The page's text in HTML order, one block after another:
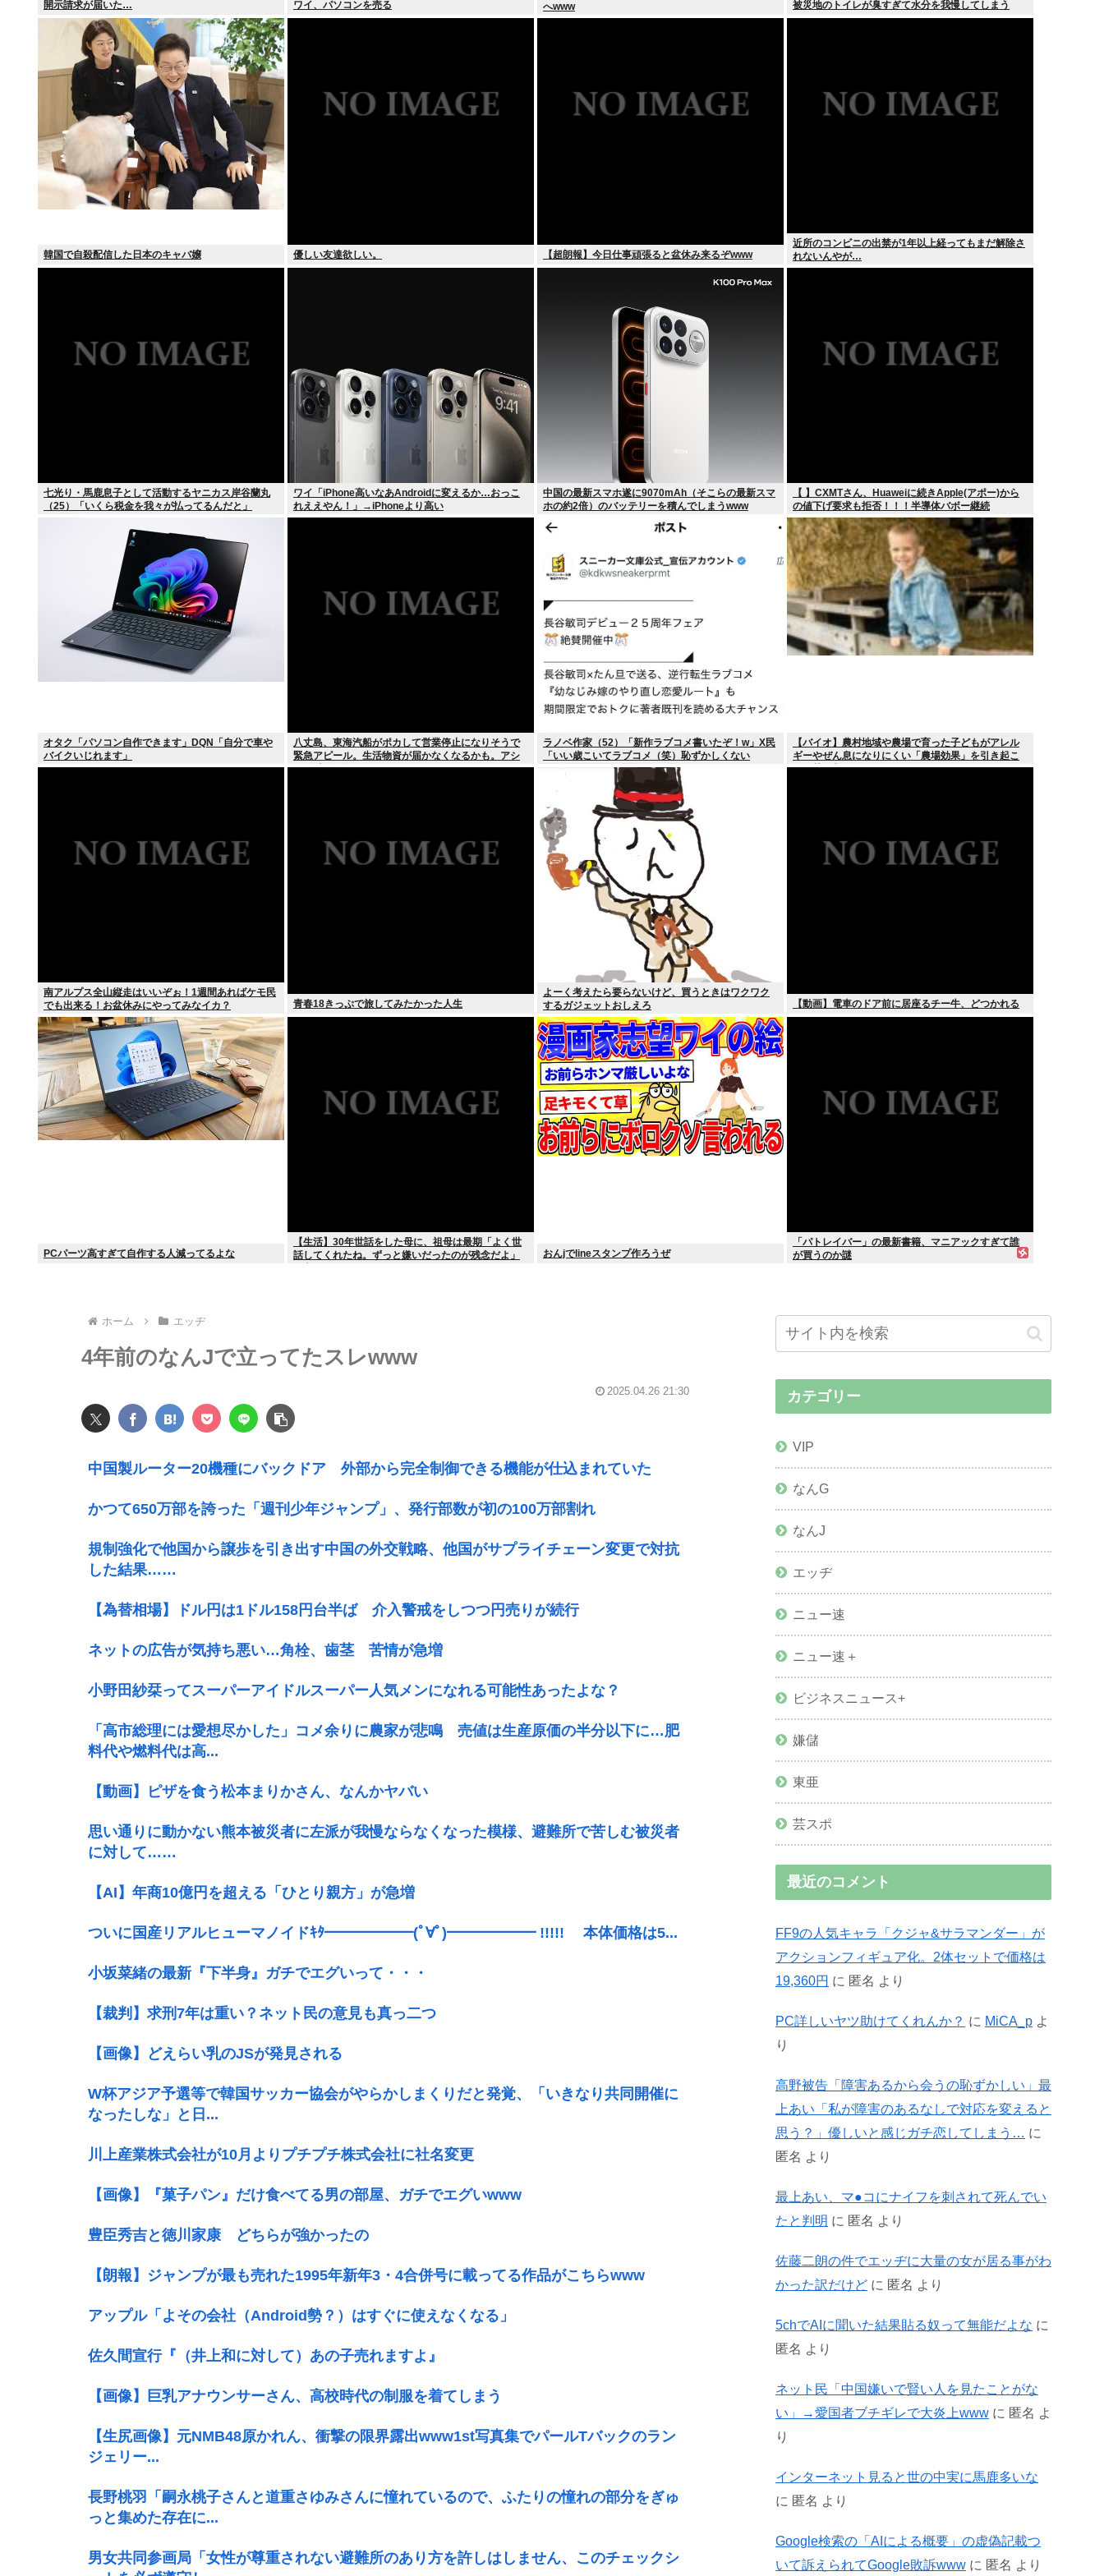
開示請求が届いた… ワイ、パソコンを売る へwww 被災地のトイレが臭すぎて水分を我慢してしまう
韓国で自殺配信した日本のキャバ嬢 優しい友達欲しい。 【超朗報】今日仕事頑張ると盆休み来るぞwww
近所のコンビニの出禁が1年以上経ってもまだ解除さ
れないんやが…
七光り・馬鹿息子として活動するヤニカス岸谷蘭丸
（25）「いくら税金を我々が払ってるんだと」
ワイ「iPhone高いなあAndroidに変えるか…おっこ
れええやん！」→iPhoneより高い
中国の最新スマホ遂に9070mAh（そこらの最新スマ
ホの約2倍）のバッテリーを積んでしまうwww
【 】CXMTさん、Huaweiに続きApple(アポー)から
の値下げ要求も拒否！！！半導体バボー継続
へ！！！
オタク「パソコン自作できます」DQN「自分で車や
バイクいじれます」
八丈島、東海汽船がポカして営業停止になりそうで
緊急アピール。生活物資が届かなくなるかも。アシ
タバ以外に食うものがねえ
ラノベ作家（52）「新作ラブコメ書いたぞ！w」X民
「いい歳こいてラブコメ（笑）恥ずかしくない
【バイオ】農村地域や農場で育った子どもがアレル
ギーやぜん息になりにくい「農場効果」を引き起こ
す細菌が判明
南アルプス全山縦走はいいぞぉ！1週間あればケモ民
でも出来る！お盆休みにやってみなイカ？
青春18きっぷで旅してみたかった人生
よーく考えたら要らないけど、買うときはワクワク
するガジェットおしえろ
【動画】電車のドア前に居座るチー牛、どつかれる
PCパーツ高すぎて自作する人減ってるよな
【生活】30年世話をした母に、祖母は最期「よく世
話してくれたね。ずっと嫌いだったのが残念だよ」
おんjでlineスタンプ作ろうぜ
「パトレイバー」の最新書籍、マニアックすぎて誰
が買うのか謎
ホーム エッヂ
4年前のなんJで立ってたスレwww
2025.04.26 21:30
中国製ルーター20機種にバックドア 外部から完全制御できる機能が仕込まれていた
かつて650万部を誇った「週刊少年ジャンプ」、発行部数が初の100万部割れ
規制強化で他国から譲歩を引き出す中国の外交戦略、他国がサプライチェーン変更で対抗
した結果……
【為替相場】ドル円は1ドル158円台半ば 介入警戒をしつつ円売りが続行
ネットの広告が気持ち悪い…角栓、歯茎 苦情が急増
小野田紗栞ってスーパーアイドルスーパー人気メンになれる可能性あったよな？
「高市総理には愛想尽かした」コメ余りに農家が悲鳴 売値は生産原価の半分以下に…肥
料代や燃料代は高...
【動画】ピザを食う松本まりかさん、なんかヤバい
思い通りに動かない熊本被災者に左派が我慢ならなくなった模様、避難所で苦しむ被災者
に対して……
【AI】年商10億円を超える「ひとり親方」が急増
ついに国産リアルヒューマノイドｷﾀ━━━━━━(ﾟ∀ﾟ)━━━━━━ !!!!! 本体価格は5...
小坂菜緒の最新『下半身』ガチでエグいって・・・
【裁判】求刑7年は重い？ネット民の意見も真っ二つ
【画像】どえらい乳のJSが発見される
W杯アジア予選等で韓国サッカー協会がやらかしまくりだと発覚、「いきなり共同開催に
なったしな」と日...
川上産業株式会社が10月よりプチプチ株式会社に社名変更
【画像】『菓子パン』だけ食べてる男の部屋、ガチでエグいwww
豊臣秀吉と徳川家康 どちらが強かったの
【朗報】ジャンプが最も売れた1995年新年3・4合併号に載ってる作品がこちらwww
アップル「よその会社（Android勢？）はすぐに使えなくなる」
佐久間宣行『（井上和に対して）あの子売れますよ』
【画像】巨乳アナウンサーさん、高校時代の制服を着てしまう
【生尻画像】元NMB48原かれん、衝撃の限界露出www1st写真集でパールTバックのラン
ジェリー...
長野桃羽「嗣永桃子さんと道重さゆみさんに憧れているので、ふたりの憧れの部分をぎゅ
っと集めた存在に...
男女共同参画局「女性が尊重されない避難所のあり方を許しはしません、このチェックシ
カテゴリー
VIP
なんG
なんJ
エッヂ
ニュー速
ニュー速＋
ビジネスニュース+
嫌儲
東亜
芸スポ
最近のコメント
FF9の人気キャラ「クジャ&サラマンダー」が
アクションフィギュア化。2体セットで価格は
19,360円 に 匿名 より
PC詳しいヤツ助けてくれんか？ に MiCA_p よ
り
高野被告「障害あるから会うの恥ずかしい」最
上あい「私が障害のあるなしで対応を変えると
思う？」優しいと感じガチ恋してしまう…
に
匿名 より
最上あい、マ●コにナイフを刺されて死んでい
たと判明 に 匿名 より
佐藤二朗の件でエッヂに大量の女が居る事がわ
かった訳だけど に 匿名 より
5chでAIに聞いた結果貼る奴って無能だよな に
匿名 より
ネット民「中国嫌いで賢い人を見たことがな
い」→愛国者ブチギレで大炎上www に 匿名 よ
り
インターネット見ると世の中実に馬鹿多いな
に 匿名 より
Google検索の「AIによる概要」の虚偽記載つ
いて訴えられてGoogle敗訴www に 匿名 より